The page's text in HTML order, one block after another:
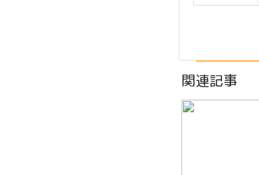
関連記事